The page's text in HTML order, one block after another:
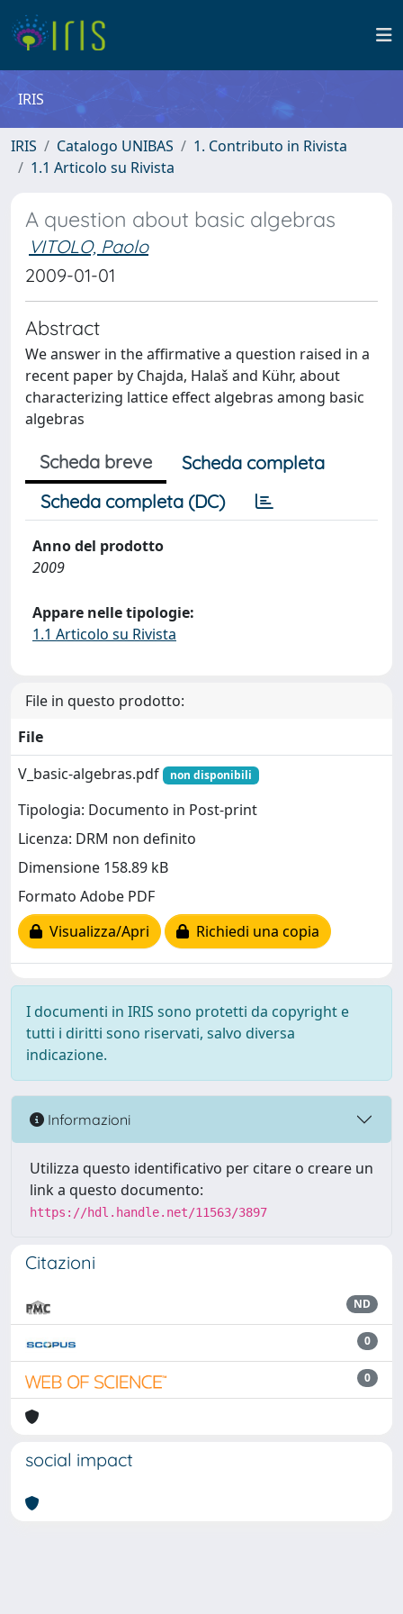
IRIS
IRIS Catalogo UNIBAS
1. Contributo in Rivista
1.1 Articolo su Rivista
A question about basic algebras
VITOLO, Paolo
2009-01-01
Abstract
We answer in the affirmative a question raised in a
recent paper by Chajda, Halaš and Kühr, about
characterizing lattice effect algebras among basic
algebras
Scheda breve
Scheda completa
Scheda completa (DC)
Anno del prodotto
2009
Appare nelle tipologie:
1.1 Articolo su Rivista
File in questo prodotto:
File
V_basic-algebras.pdf
non disponibili
Tipologia: Documento in Post-print
Licenza: DRM non definito
Dimensione 158.89 kB
Formato Adobe PDF
Visualizza/Apri
Richiedi una copia
I documenti in IRIS sono protetti da copyright e
tutti i diritti sono riservati, salvo diversa
indicazione.
Informazioni
Utilizza questo identificativo per citare o creare un
link a questo documento:
https://hdl.handle.net/11563/3897
Citazioni
ND
0
0
social impact